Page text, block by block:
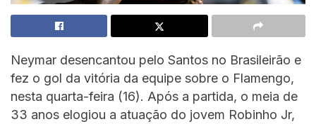
Neymar desencantou pelo Santos no Brasileirão e
fez o gol da vitória da equipe sobre o Flamengo,
nesta quarta-feira (16). Após a partida, o meia de
33 anos elogiou a atuação do jovem Robinho Jr,